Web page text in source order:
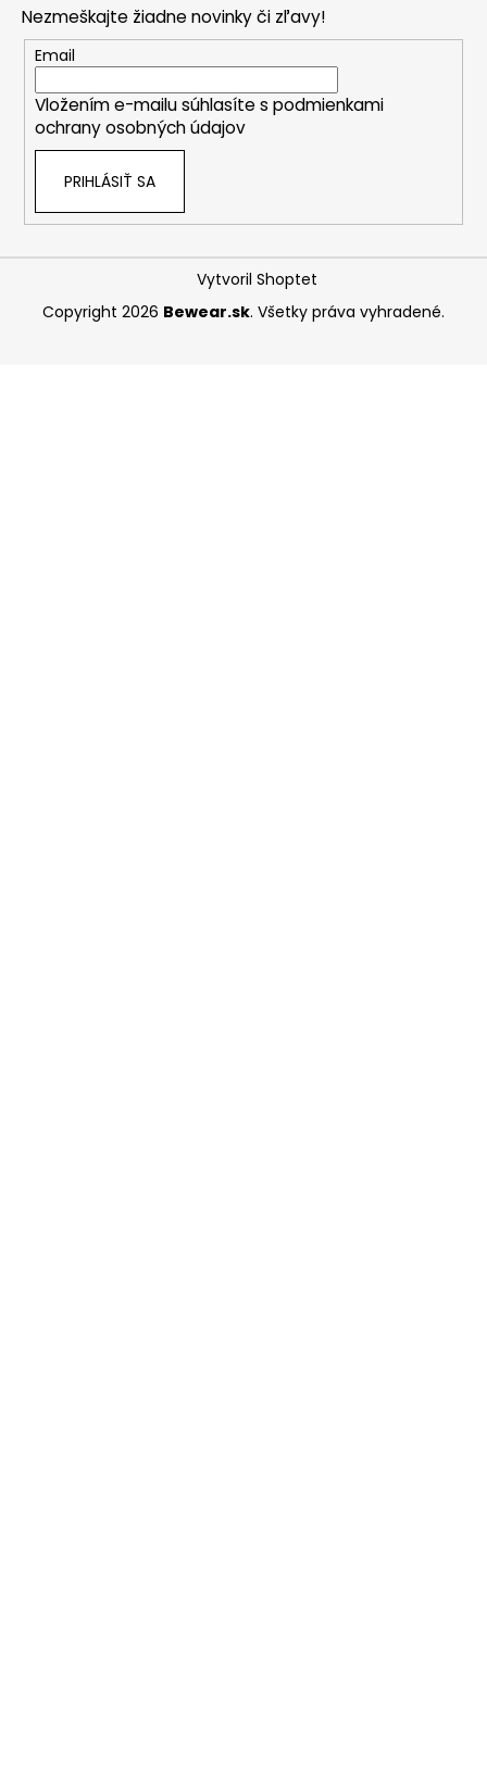
Nezmeškajte žiadne novinky či zľavy!
Email
Vložením e-mailu súhlasíte s podmienkami
ochrany osobných údajov
PRIHLÁSIŤ SA
Vytvoril Shoptet
Copyright 2026 Bewear.sk. Všetky práva vyhradené.